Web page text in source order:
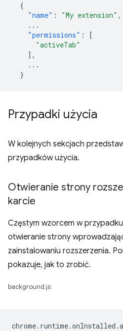
{
"name" : "My extension" ,
...
"permissions" :
[
"activeTab"
],
...
}
Przypadki użycia
W kolejnych sekcjach
przypadków użycia.
Otwieranie strony
karcie
Częstym wzorcem w
otwieranie strony
zainstalowaniu rozszerzenia.
pokazuje, jak to zrobić.
background.js:
chrome. runtime.onInstalled .